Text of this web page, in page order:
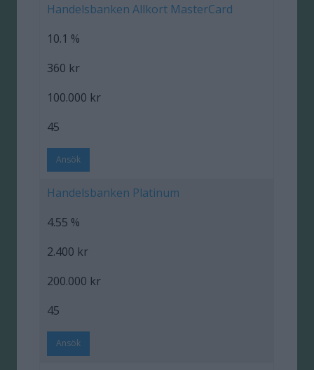
Handelsbanken Allkort MasterCard
10.1 %
360 kr
100.000 kr
45
Ansök
Handelsbanken Platinum
4.55 %
2.400 kr
200.000 kr
45
Ansök